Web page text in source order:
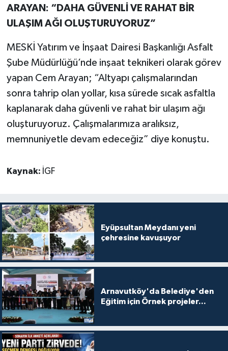
ARAYAN: “DAHA GÜVENLİ VE RAHAT BİR
ULAŞIM AĞI OLUŞTURUYORUZ”
MESKİ Yatırım ve İnşaat Dairesi Başkanlığı Asfalt
Şube Müdürlüğü’nde inşaat teknikeri olarak görev
yapan Cem Arayan; “Altyapı çalışmalarından
sonra tahrip olan yollar, kısa sürede sıcak asfaltla
kaplanarak daha güvenli ve rahat bir ulaşım ağı
oluşturuyoruz. Çalışmalarımıza aralıksız,
memnuniyetle devam edeceğiz” diye konuştu.
Kaynak: İGF
Eyüpsultan Meydanı yeni
çehresine kavuşuyor
Arnavutköy'da Belediye'den
Eğitim için Örnek projeler...